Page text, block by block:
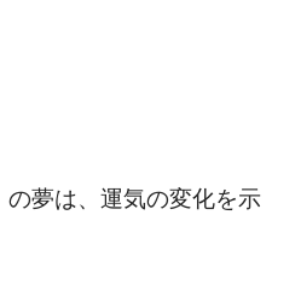
の夢は、運気の変化を示